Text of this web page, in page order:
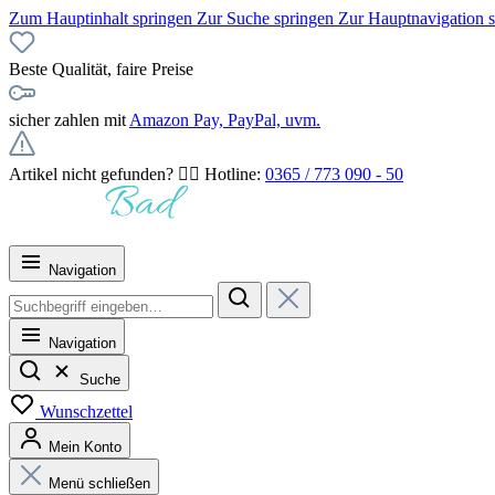
Zum Hauptinhalt springen Zur Suche springen Zur Hauptnavigation
Beste Qualität, faire Preise
sicher zahlen mit Amazon Pay, PayPal, uvm.
Artikel nicht gefunden? 👉🏻 Hotline: 0365 / 773 090 - 50
Navigation
Navigation
Suche
Wunschzettel
Mein Konto
Menü schließen